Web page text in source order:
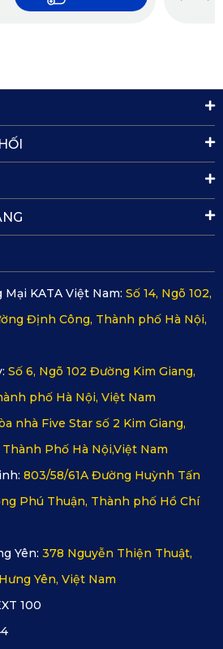
mini, v.v.
tín
việc chọn đơn vị cung cấp thảm lót
S450 quyết định đến chất
Việt Nam, bạn không chỉ mua
mà còn đảm bảo các tiêu chí
đối trong quá trình sử dụng.
sàn ô tô Mercedes-Maybach S450
sôi động. Tuy nhiên, thảm lót sàn ô
S450 sản xuất tại KATA vẫn
KATA Việt Nam: Số 14, Ngõ 102,
Định Công, Thành phố Hà Nội,
Số 6, Ngõ 102 Đường Kim Giang,
phố Hà Nội, Việt Nam
nhà Five Star số 2 Kim Giang,
Phố Hà Nội,Việt Nam
803/58/61A Đường Huỳnh Tấn
Phú Thuận, Thành phố Hồ Chí
Yên: 378 Nguyễn Thiện Thuật,
Yên, Việt Nam
100